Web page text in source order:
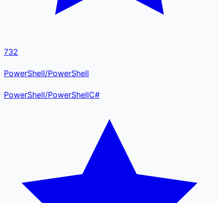
732
PowerShell/PowerShell
PowerShell/PowerShellC#